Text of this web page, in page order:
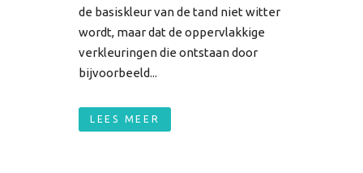
de basiskleur van de tand niet witter
wordt, maar dat de oppervlakkige
verkleuringen die ontstaan door
bijvoorbeeld...
LEES MEER